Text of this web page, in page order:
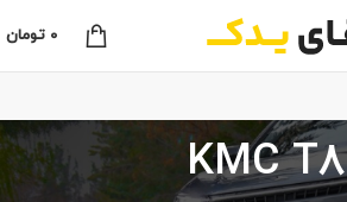
0 تومان
KMC T8